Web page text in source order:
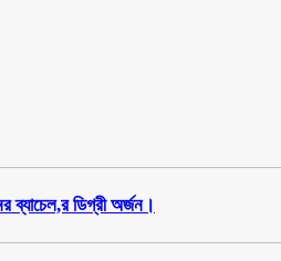
ব্যাচেল,র ডিগ্রী অর্জন।